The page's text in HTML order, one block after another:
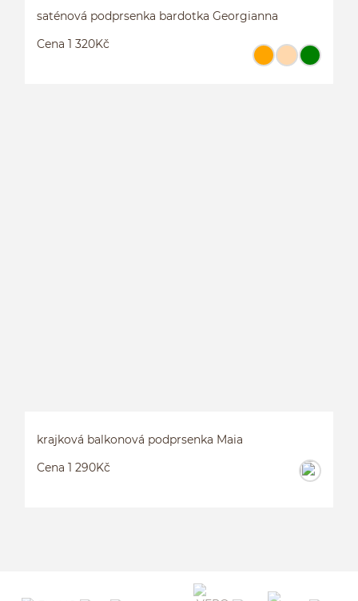
saténová podprsenka bardotka Georgianna
Cena 1 320Kč
krajková balkonová podprsenka Maia
Cena 1 290Kč